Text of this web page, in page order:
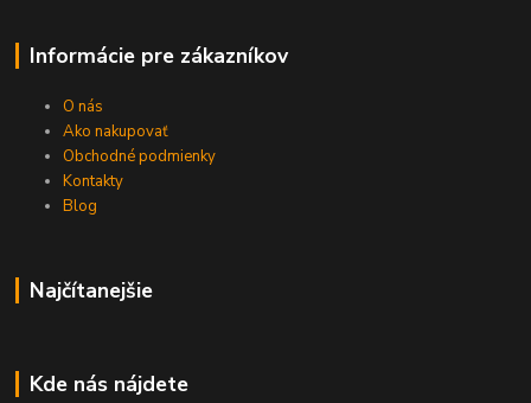
Informácie pre zákazníkov
O nás
Ako nakupovať
Obchodné podmienky
Kontakty
Blog
Najčítanejšie
Kde nás nájdete